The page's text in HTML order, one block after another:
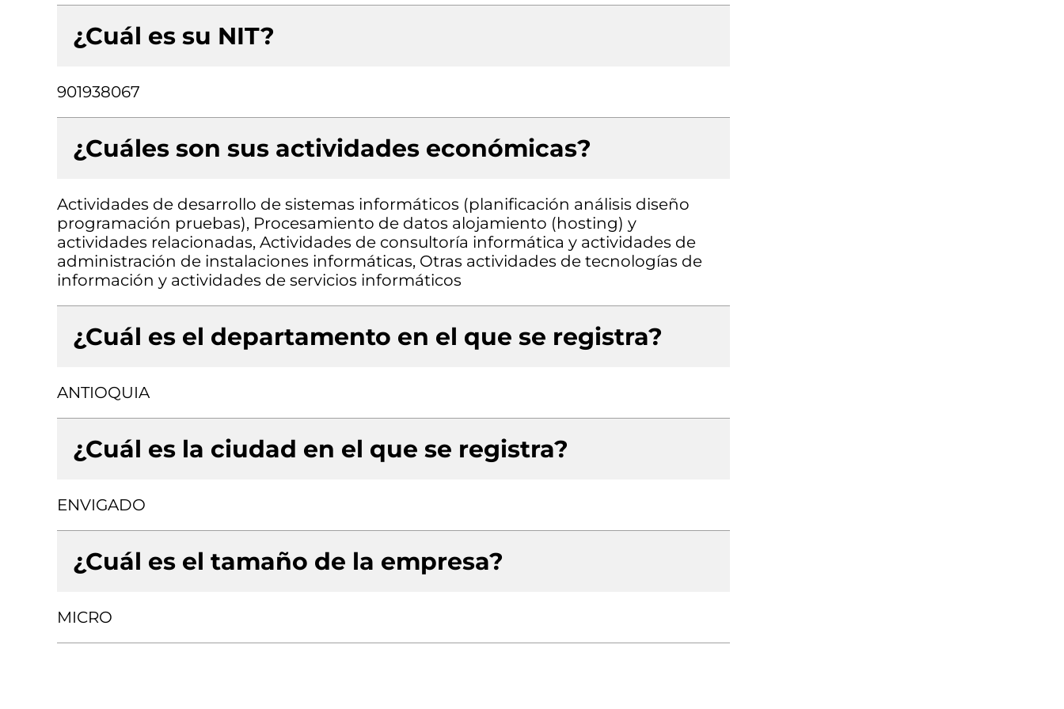
¿Cuál es su NIT?
901938067
¿Cuáles son sus actividades económicas?
Actividades de desarrollo de sistemas informáticos (planificación análisis diseño
programación pruebas), Procesamiento de datos alojamiento (hosting) y
actividades relacionadas, Actividades de consultoría informática y actividades de
administración de instalaciones informáticas, Otras actividades de tecnologías de
información y actividades de servicios informáticos
¿Cuál es el departamento en el que se registra?
ANTIOQUIA
¿Cuál es la ciudad en el que se registra?
ENVIGADO
¿Cuál es el tamaño de la empresa?
MICRO